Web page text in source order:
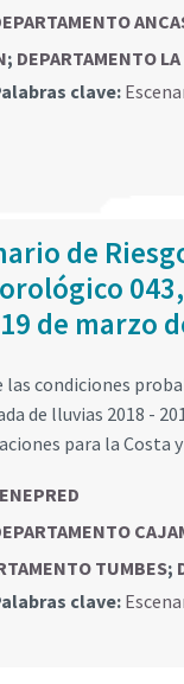
; DEPARTAMENTO
clave:
de
de marzo
las condiciones
de lluvias 2018 -
para la Costa
TUMBES;
clave: